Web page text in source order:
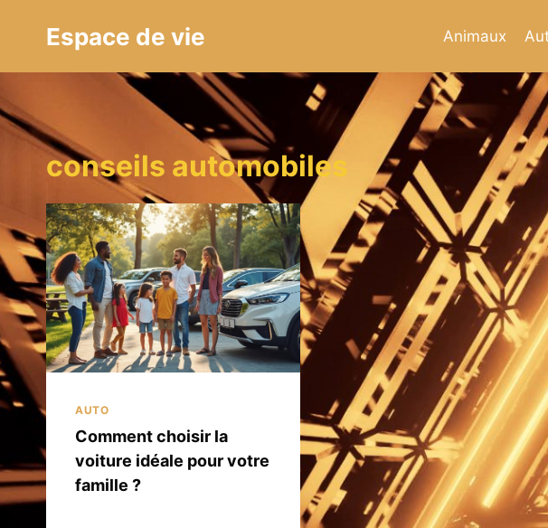
Espace de vie Animaux
conseils automobiles
AUTO
Comment choisir la
voiture idéale pour votre
famille ?